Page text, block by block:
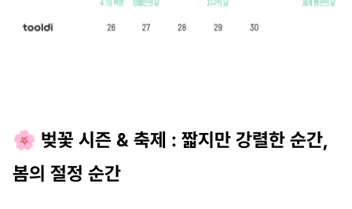
🌸 벚꽃 시즌 & 축제 : 짧지만 강렬한 순간,
봄의 절정 순간